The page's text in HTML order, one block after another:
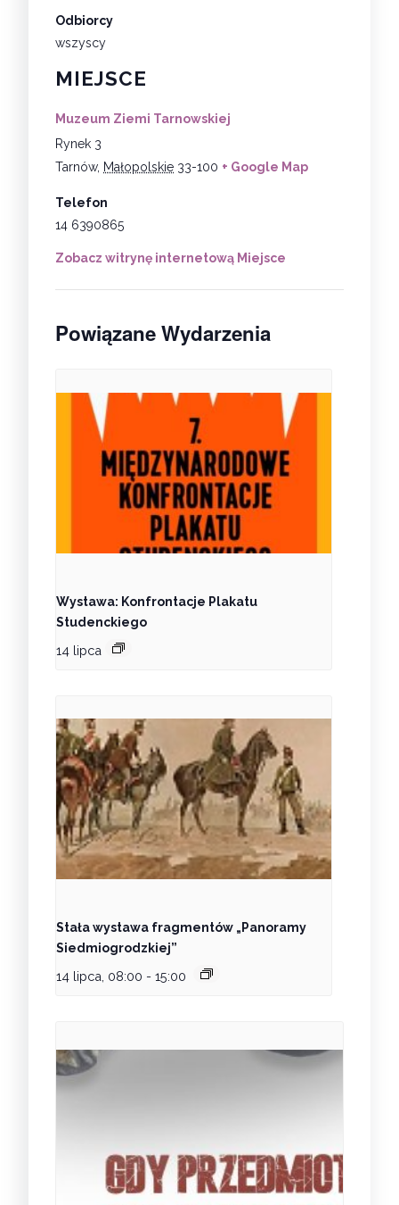
MIEJSCE
Muzeum Ziemi Tarnowskiej
Rynek 3
Tarnów, Małopolskie 33-100 + Google Map
Telefon
14 6390865
Zobacz witrynę internetową Miejsce
Odbiorcy
wszyscy
Powiązane Wydarzenia
Wystawa: Konfrontacje Plakatu
Studenckiego
14 lipca
Stała wystawa fragmentów „Panoramy
Siedmiogrodzkiej”
14 lipca, 08:00 - 15:00